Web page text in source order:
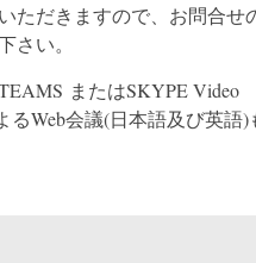
ただきますので、お問合せ
さい。
またはSKYPE Video
るWeb会議(日本語及び英語